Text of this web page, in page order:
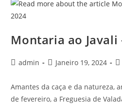
Montaria ao Javali
admin Janeiro 19, 2024
Amantes da caça e da natureza,
de fevereiro, a Freguesia de